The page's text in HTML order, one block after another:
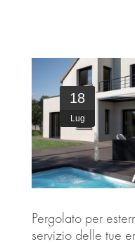
18
Lug
Pergolato per
servizio delle tue